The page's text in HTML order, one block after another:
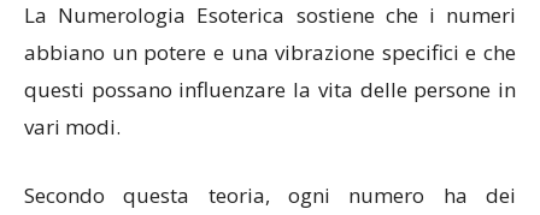
La Numerologia Esoterica sostiene che i numeri
abbiano un potere e una vibrazione specifici e che
questi possano influenzare la vita delle persone in
vari modi.
Secondo questa teoria, ogni numero ha dei